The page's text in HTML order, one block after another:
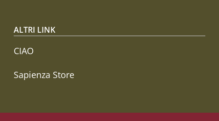
ALTRI LINK
CIAO
Sapienza Store